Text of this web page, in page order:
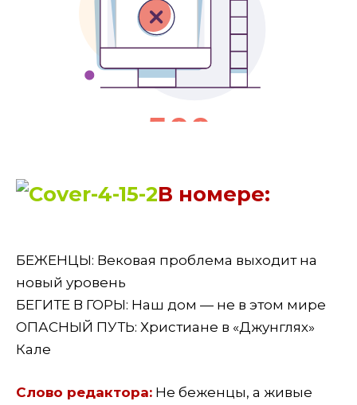
В номере:
БЕЖЕНЦЫ: Вековая проблема выходит на
новый уровень
БЕГИТЕ В ГОРЫ: Наш дом — не в этом мире
ОПАСНЫЙ ПУТЬ: Христиане в «Джунглях»
Кале
Слово редактора: Не беженцы, а живые